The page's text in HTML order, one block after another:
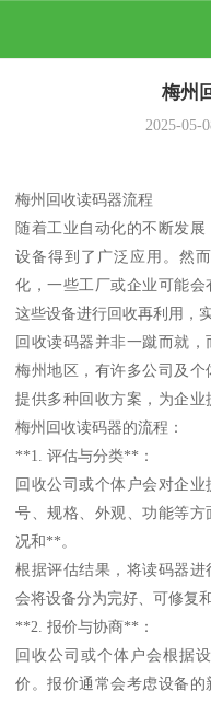
梅州
2025-05-
梅州回收读码器流程
随着工业自动化的不断发
设备得到了广泛应用。然
化，一些工厂或企业可能
这些设备进行回收再利用，
回收读码器并非一蹴而就
梅州地区，有许多公司及
提供多种回收方案，为企
梅州回收读码器的流程：
**1. 评估与分类**：
回收公司或个体户会对企
号、规格、外观、功能等
况和**。
根据评估结果，将读码器
会将设备分为完好、可修复
**2. 报价与协商**：
回收公司或个体户会根据
价。报价通常会考虑设备